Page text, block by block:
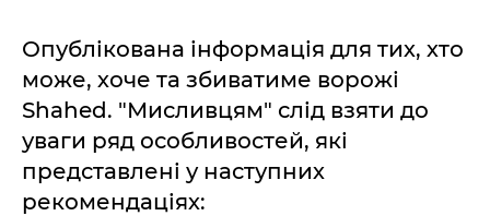
Опублікована інформація для тих, хто
може, хоче та збиватиме ворожі
Shahed. "Мисливцям" слід взяти до
уваги ряд особливостей, які
представлені у наступних
рекомендаціях: